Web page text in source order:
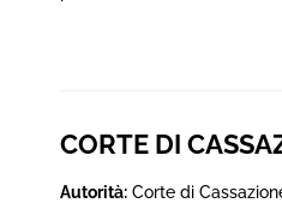
CORTE DI
Autorità: Corte di